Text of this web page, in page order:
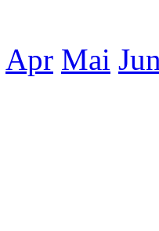
Apr Mai